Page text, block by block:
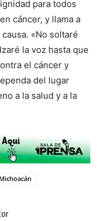
para todos
cáncer, y llama a
«No soltaré
la voz hasta que
el cáncer y
del lugar
a la salud y a la